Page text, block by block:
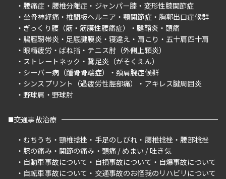
腰痛症
腰椎分離症 ジャンパー膝
変形性膝関節症
坐骨神経痛
椎間板ヘルニア 顎関節症
胸郭出口症候群
ぎっくり腰（筋・筋膜性腰痛症）
腱鞘炎
頭痛
腸脛靭帯炎
足底腱膜炎 寝違え 肩こり
五十肩四十肩
眼精疲労
ばね指
テニス肘（外側上顆炎）
ストレートネック
鵞足炎（がそくえん）
シーバー病（踵骨骨端症）
頚肩腕症候群
シンスプリント（過疲労性脛部痛）
アキレス腱周囲炎
野球肩
野球肘
交通事故治療
むちうち
頸椎捻挫 手足のしびれ 腰椎捻挫
腰部捻挫
膝の痛み
関節の痛み
頭痛 / めまい / 吐き気
自動車事故について
自損事故について
自爆事故について
自転車事故について
交通事故のお怪我のリハビリについて